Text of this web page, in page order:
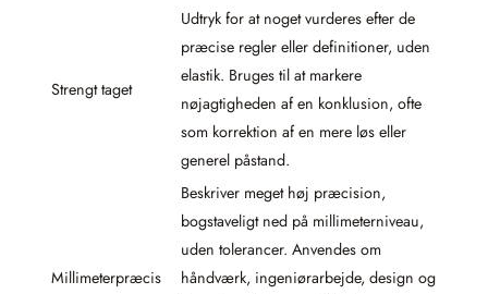
Strengt taget
Udtryk for at noget vurderes efter de
præcise regler eller definitioner, uden
elastik. Bruges til at markere
nøjagtigheden af en konklusion, ofte
som korrektion af en mere løs eller
generel påstand.
Millimeterpræcis
Beskriver meget høj præcision,
bogstaveligt ned på millimeterniveau,
uden tolerancer. Anvendes om
håndværk, ingeniørarbejde, design og